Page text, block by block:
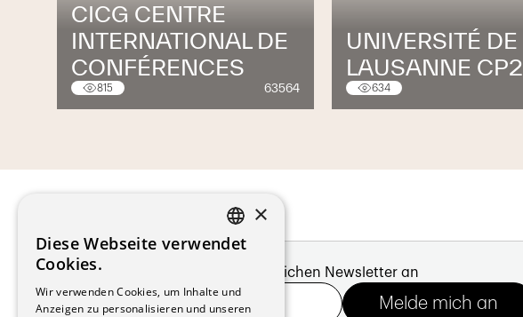
CICG CENTRE
INTERNATIONAL DE
CONFÉRENCES
815 63564
UNIVERSITÉ DE
LAUSANNE CP2
634
Melde dich für unseren monatlichen Newsletter an
FRENCH
×
Diese Webseite verwendet
Cookies.
Wir verwenden Cookies, um Inhalte und
Anzeigen zu personalisieren und unseren